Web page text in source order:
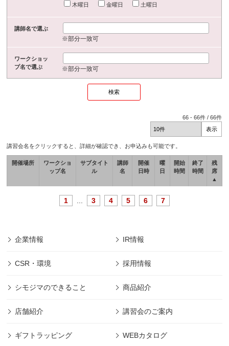
木曜日
金曜日 土曜日
講師名で選ぶ
※部分一致可
ワークショッ
プ名で選ぶ
※部分一致可
66 -66件 /66件
講習会名をクリックすると、詳細が確認でき、お申込みも可能です。
開催場所
ワークショ
ップ名
サブタイト
ル
講師
名
開催
日時
曜
日
開始
時間
終了
時間
残
席
▲
1 3 4 5 6 7
企業情報 IR情報
CSR・環境 採用情報
シモジマのできること 商品紹介
店舗紹介 講習会のご案内
ギフトラッピング WEBカタログ